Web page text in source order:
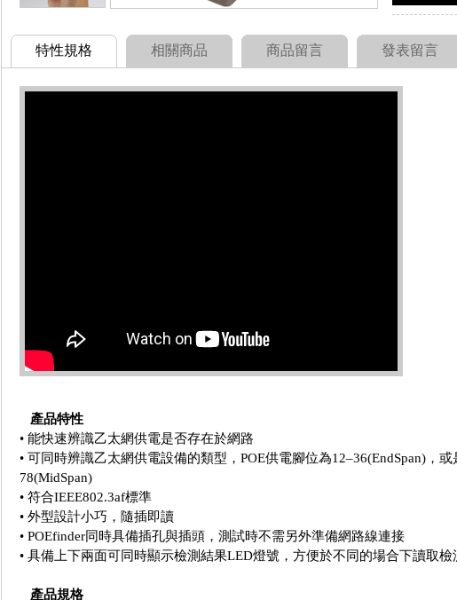
特性規格 相關商品 商品留言 發表留言
產品特性
• 能快速辨識乙太網供電是否存在於網路
• 可同時辨識乙太網供電設備的類型，POE供電腳位為12–36(EndSpan)，或
78(MidSpan)
• 符合IEEE802.3af標準
• 外型設計小巧，隨插即讀
• POEfinder同時具備插孔與插頭，測試時不需另外準備網路線連接
• 具備上下兩面可同時顯示檢測結果LED燈號，方便於不同的場合下讀取檢
產品規格